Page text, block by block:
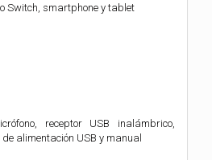
Switch, smartphone y tablet
receptor USB inalámbrico,
alimentación USB y manual